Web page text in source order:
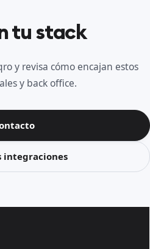
tu stack
y revisa cómo encajan estos
y back office.
integraciones